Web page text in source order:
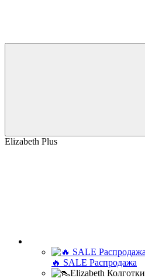
Elizabeth Plus
🔥 SALE Распродажа